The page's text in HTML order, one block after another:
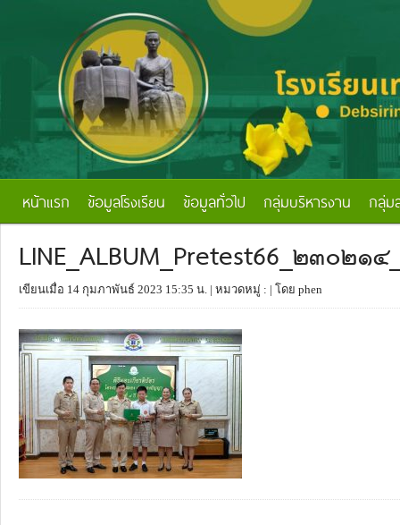
หน้าแรก ข้อมูลโรงเรียน ข้อมูลทั่วไป กลุ่มบริหารงาน กลุ่ม
LINE_ALBUM_Pretest66_๒๓๐๒๑๔
เขียนเมื่อ 14 กุมภาพันธ์ 2023 15:35 น. | หมวดหมู่ : | โดย phen